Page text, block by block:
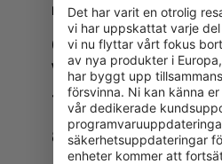
mottagandet.
6. Din inlösenkod
via e-post före den 10
7. Vinnarna meddelas
8. Hur löser jag in
Det har varit en otrolig
vi har uppskattat varje
vi nu flyttar vårt fokus
av nya produkter i
har byggt upp
försvinna. Ni kan känna
vår dedikerade
säkerhetsuppdateringar
enheter kommer att